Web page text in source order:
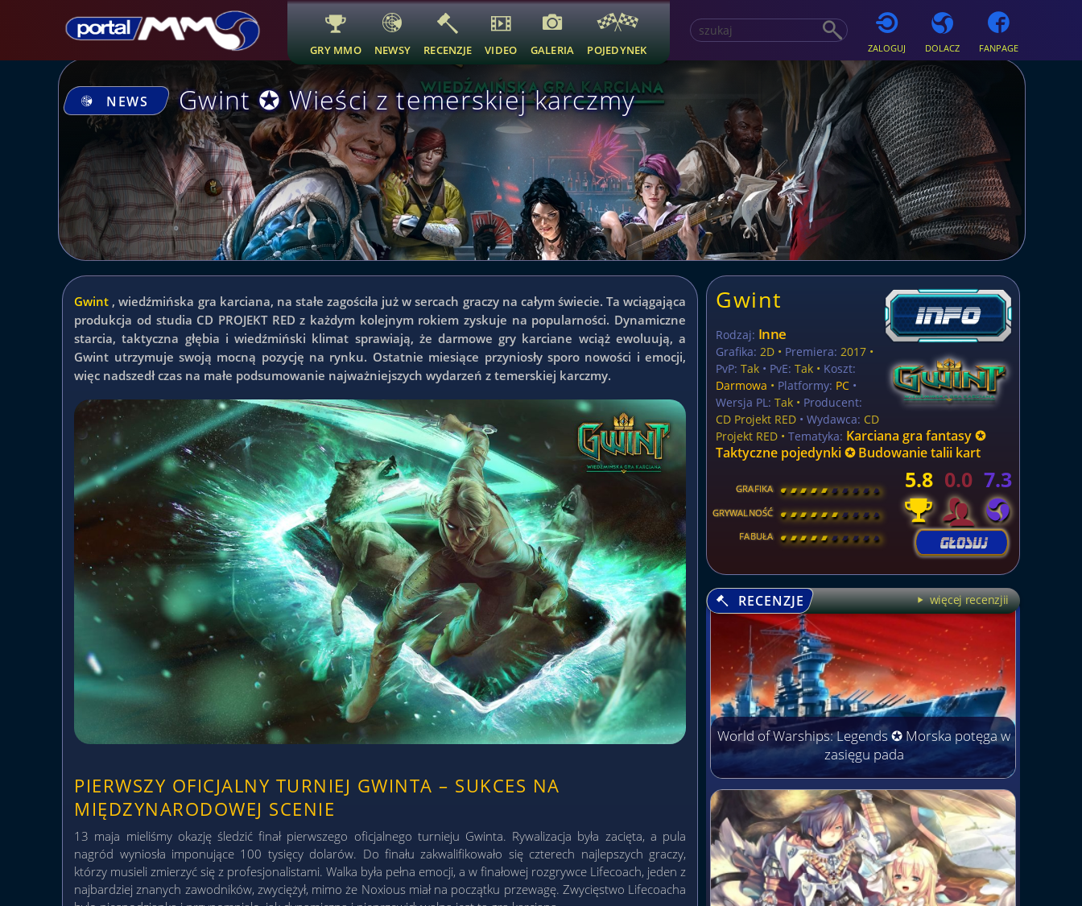
GRY MMO NEWSY RECENZJE VIDEO GALERIA POJEDYNEK ZALOGUJ DOLACZ FANPAGE
NEWS Gwint ✪ Wieści z temerskiej karczmy
Gwint ,wiedźmińska gra karciana, na stałe zagościła już w sercach graczy na całym świecie. Ta wciągająca
produkcja od studia CD PROJEKT RED z każdym kolejnym rokiem zyskuje na popularności. Dynamiczne
starcia, taktyczna głębia i wiedźmiński klimat sprawiają, że darmowe gry karciane wciąż ewoluują, a
Gwint utrzymuje swoją mocną pozycję na rynku. Ostatnie miesiące przyniosły sporo nowości i emocji,
więc nadszedł czas na małe podsumowanie najważniejszych wydarzeń z temerskiej karczmy.
PIERWSZY OFICJALNY TURNIEJ GWINTA – SUKCES NA
MIĘDZYNARODOWEJ SCENIE
13 maja mieliśmy okazję śledzić finał pierwszego oficjalnego turnieju Gwinta. Rywalizacja była zacięta, a pula
nagród wyniosła imponujące 100 tysięcy dolarów. Do finału zakwalifikowało się czterech najlepszych graczy,
którzy musieli zmierzyć się z profesjonalistami. Walka była pełna emocji, a w finałowej rozgrywce Lifecoach, jeden z
najbardziej znanych zawodników, zwyciężył, mimo że Noxious miał na początku przewagę. Zwycięstwo Lifecoacha
Gwint
Rodzaj: Inne
Grafika: 2D • Premiera: 2017 •
PvP: Tak • PvE: Tak • Koszt:
Darmowa • Platformy: PC •
Wersja PL: Tak • Producent:
CD Projekt RED • Wydawca: CD
Projekt RED •Tematyka: Karciana gra fantasy ✪
Taktyczne pojedynki ✪ Budowanie talii kart
GRAFIKA [ \ \ \ \ \ \ \ \ ]
GRYWALNOŚĆ [ \ \ \ \ \ \ \ \ ]
FABUŁA [ \ \ \ \ \ \ \ \ ]
5.8 0.0 7.3
RECENZJE więcej recenzjii
World of Warships: Legends ✪ Morska potęga w
zasięgu pada